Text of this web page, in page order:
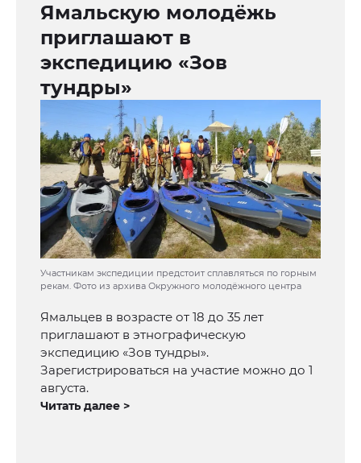
Ямальскую молодёжь
приглашают в
экспедицию «Зов
тундры»
Участникам экспедиции предстоит сплавляться по горным
рекам. Фото из архива Окружного молодёжного центра
Ямальцев в возрасте от 18 до 35 лет
приглашают в этнографическую
экспедицию «Зов тундры».
Зарегистрироваться на участие можно до 1
августа.
Читать далее >